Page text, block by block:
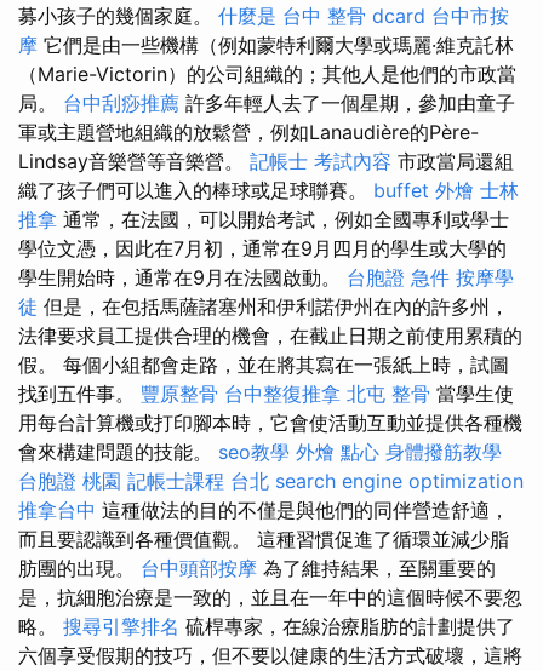
募小孩子的幾個家庭。 什麼是 台中 整骨 dcard 台中市按
摩 它們是由一些機構（例如蒙特利爾大學或瑪麗·維克託林
（Marie-Vi​​ctorin）的公司組織的；其他人是他們的市政當
局。 台中刮痧推薦 許多年輕人去了一個星期，參加由童子
軍或主題營地組織的放鬆營，例如Lanaudière的Père-
Lindsay音樂營等音樂營。 記帳士 考試內容 市政當局還組
織了孩子們可以進入的棒球或足球聯賽。 buffet 外燴 士林
推拿 通常，在法國，可以開始考試，例如全國專利或學士
學位文憑，因此在7月初，通常在9月四月的學生或大學的
學生開始時，通常在9月在法國啟動。 台胞證 急件 按摩學
徒 但是，在包括馬薩諸塞州和伊利諾伊州在內的許多州，
法律要求員工提供合理的機會，在截止日期之前使用累積的
假。 每個小組都會走路，並在將其寫在一張紙上時，試圖
找到五件事。 豐原整骨 台中整復推拿 北屯 整骨 當學生使
用每台計算機或打印腳本時，它會使活動互動並提供各種機
會來構建問題的技能。 seo教學 外燴 點心 身體撥筋教學
台胞證 桃園 記帳士課程 台北 search engine optimization
推拿台中 這種做法的目的不僅是與他們的同伴營造舒適，
而且要認識到各種價值觀。 這種習慣促進了循環並減少脂
肪團的出現。 台中頭部按摩 為了維持結果，至關重要的
是，抗細胞治療是一致的，並且在一年中的這個時候不要忽
略。 搜尋引擎排名 硫桿專家，在線治療脂肪的計劃提供了
六個享受假期的技巧，但不要以健康的生活方式破壞，這將